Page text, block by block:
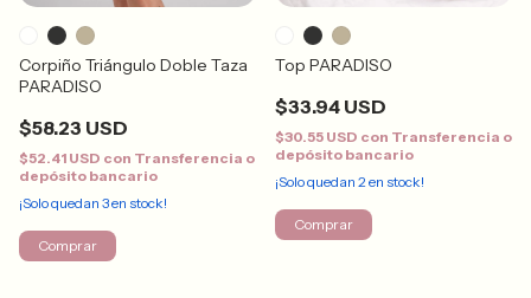
Corpiño Triángulo Doble Taza
PARADISO
$58.23 USD
$52.41 USD con Transferencia o
depósito bancario
¡Solo quedan 3en stock!
Comprar
Top PARADISO
$33.94 USD
$30.55 USD con Transferencia o
depósito bancario
¡Solo quedan 2en stock!
Comprar